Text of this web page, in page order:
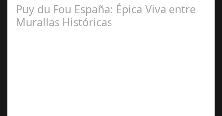
Puy du Fou España: Épica Viva entre
Murallas Históricas